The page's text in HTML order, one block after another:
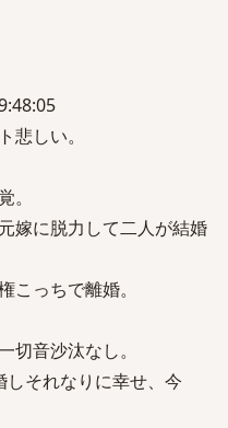
悲しい。
嫁に脱力して二人が結婚
こっちで離婚。
切音沙汰なし。
それなりに幸せ、今